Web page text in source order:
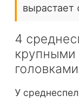
вырастает
4
головками
У